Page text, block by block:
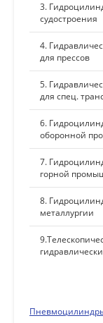
3.
судостроения
4.
для прессов
5.
для спец.
6.
оборонной
7.
горной
8.
металлургии